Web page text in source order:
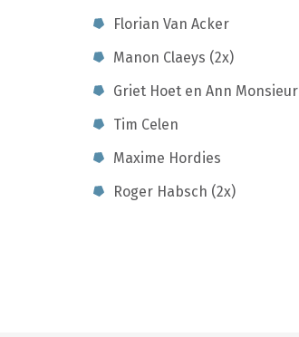
Florian Van Acker
Manon Claeys (2x)
Griet Hoet en Ann Monsieur
Tim Celen
Maxime Hordies
Roger Habsch (2x)